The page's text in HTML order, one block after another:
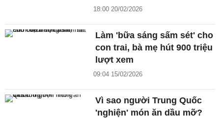
18:00 20/02/2026
Làm 'bữa sáng sấm sét' cho
con trai, bà mẹ hút 900 triệu
lượt xem
09:04 15/02/2026
Vì sao người Trung Quốc
'nghiện' món ăn dầu mỡ?